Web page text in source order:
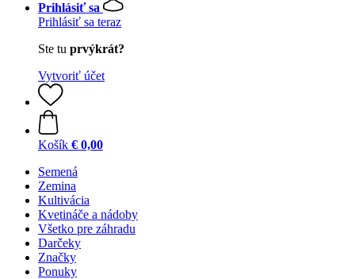
Prihlásiť sa
Prihlásiť sa teraz
Ste tu prvýkrát?
Vytvoriť účet
Košík € 0,00
Semená
Zemina
Kultivácia
Kvetináče a nádoby
Všetko pre záhradu
Darčeky
Značky
Ponuky